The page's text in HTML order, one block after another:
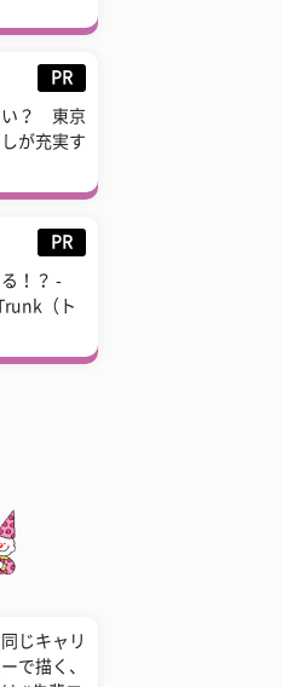
PR
い？ 東京
が充実す
PR
！？ -
（ト
じキャリ
で描く、